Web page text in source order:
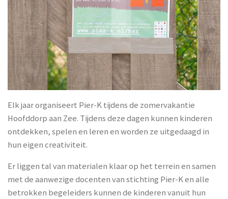
Elk jaar organiseert Pier-K tijdens de zomervakantie
Hoofddorp aan Zee. Tijdens deze dagen kunnen kinderen
ontdekken, spelen en leren en worden ze uitgedaagd in
hun eigen creativiteit.
Er liggen tal van materialen klaar op het terrein en samen
met de aanwezige docenten van stichting Pier-K en alle
betrokken begeleiders kunnen de kinderen vanuit hun